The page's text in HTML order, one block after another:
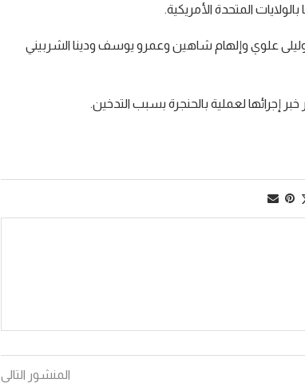
المتحدة الأمريكية.
علوي وإلهام شاهين وعمرو يوسف ودينا الشربيني
إجرائها لعملية بالحنجرة بسبب التدخين.
المنشور التالي